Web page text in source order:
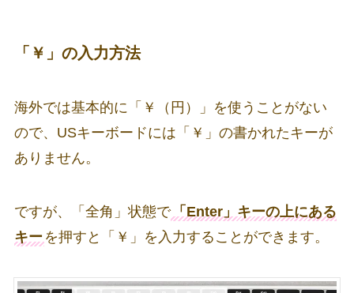
「￥」の入力方法
海外では基本的に「￥（円）」を使うことがない
ので、USキーボードには「￥」の書かれたキーが
ありません。
ですが、「全角」状態で 「Enter」キーの上にある
キー を押すと「￥」を入力することができます。